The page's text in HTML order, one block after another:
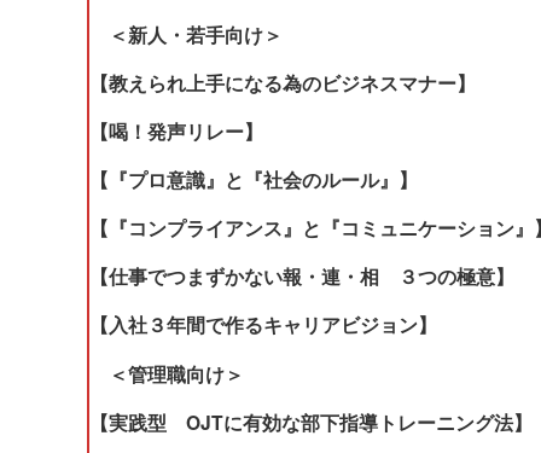
＜新人・若手向け＞
【教えられ上手になる為のビジネスマナー】
【喝！発声リレー】
【『プロ意識』と『社会のルール』】
【『コンプライアンス』と『コミュニケーション』
【仕事でつまずかない報・連・相 ３つの極意】
【入社３年間で作るキャリアビジョン】
＜管理職向け＞
【実践型 OJTに有効な部下指導トレーニング法】